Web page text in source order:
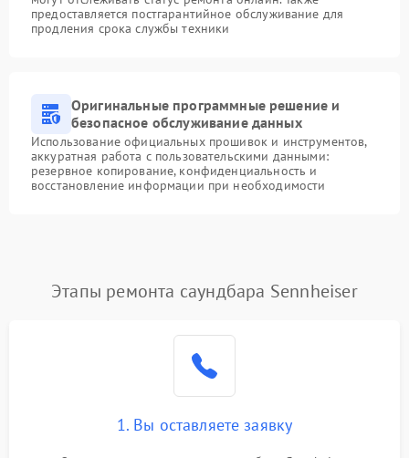
предоставляется постгарантийное обслуживание для
продления срока службы техники
Оригинальные программные решение и
безопасное обслуживание данных
Использование официальных прошивок и инструментов,
аккуратная работа с пользовательскими данными:
резервное копирование, конфиденциальность и
восстановление информации при необходимости
Этапы ремонта саундбара Sennheiser
1. Вы оставляете заявку